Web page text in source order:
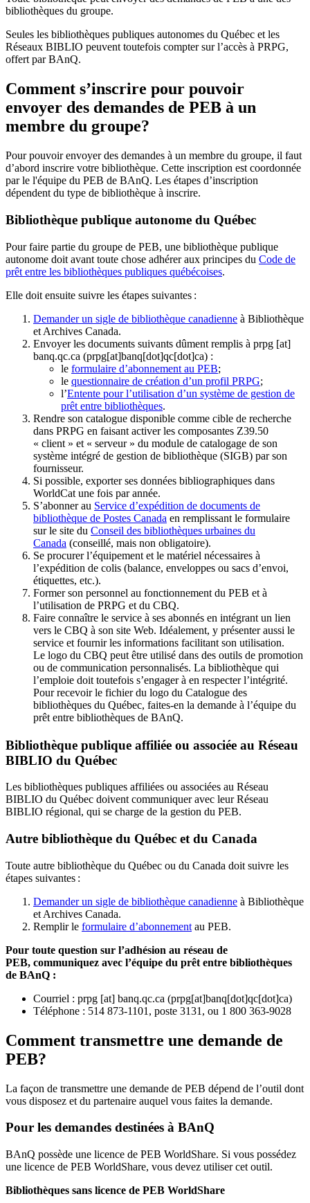
bibliothèques du groupe.
Seules les bibliothèques publiques autonomes du Québec et les
Réseaux BIBLIO peuvent toutefois compter sur l’accès à PRPG,
offert par BAnQ.
Comment s’inscrire pour pouvoir
envoyer des demandes de PEB à un
membre du groupe?
Pour pouvoir envoyer des demandes à un membre du groupe, il faut
d’abord inscrire votre bibliothèque. Cette inscription est coordonnée
par le l'équipe du PEB de BAnQ. Les étapes d’inscription
dépendent du type de bibliothèque à inscrire.
Bibliothèque publique autonome du Québec
Pour faire partie du groupe de PEB, une bibliothèque publique
autonome doit avant toute chose adhérer aux principes du Code de
prêt entre les bibliothèques publiques québécoises.
Elle doit ensuite suivre les étapes suivantes :
Demander un sigle de bibliothèque canadienne à Bibliothèque
et Archives Canada.
Envoyer les documents suivants dûment remplis à prpg [at]
banq.qc.ca (prpg[at]banq[dot]qc[dot]ca) :
le formulaire d’abonnement au PEB;
le questionnaire de création d’un profil PRPG;
l’Entente pour l’utilisation d’un système de gestion de
prêt entre bibliothèques.
Rendre son catalogue disponible comme cible de recherche
dans PRPG en faisant activer les composantes Z39.50
« client » et « serveur » du module de catalogage de son
système intégré de gestion de bibliothèque (SIGB) par son
fournisseur.
Si possible, exporter ses données bibliographiques dans
WorldCat une fois par année.
S’abonner au Service d’expédition de documents de
bibliothèque de Postes Canada en remplissant le formulaire
sur le site du Conseil des bibliothèques urbaines du
Canada (conseillé, mais non obligatoire).
Se procurer l’équipement et le matériel nécessaires à
l’expédition de colis (balance, enveloppes ou sacs d’envoi,
étiquettes, etc.).
Former son personnel au fonctionnement du PEB et à
l’utilisation de PRPG et du CBQ.
Faire connaître le service à ses abonnés en intégrant un lien
vers le CBQ à son site Web. Idéalement, y présenter aussi le
service et fournir les informations facilitant son utilisation.
Le logo du CBQ peut être utilisé dans des outils de promotion
ou de communication personnalisés. La bibliothèque qui
l’emploie doit toutefois s’engager à en respecter l’intégrité.
Pour recevoir le fichier du logo du Catalogue des
bibliothèques du Québec, faites-en la demande à l’équipe du
prêt entre bibliothèques de BAnQ.
Bibliothèque publique affiliée ou associée au Réseau
BIBLIO du Québec
Les bibliothèques publiques affiliées ou associées au Réseau
BIBLIO du Québec doivent communiquer avec leur Réseau
BIBLIO régional, qui se charge de la gestion du PEB.
Autre bibliothèque du Québec et du Canada
Toute autre bibliothèque du Québec ou du Canada doit suivre les
étapes suivantes :
Demander un sigle de bibliothèque canadienne à Bibliothèque
et Archives Canada.
Remplir le formulaire d’abonnement au PEB.
Pour toute question sur l’adhésion au réseau de
PEB, communiquez avec l’équipe du prêt entre bibliothèques
de BAnQ :
Courriel : prpg [at] banq.qc.ca (prpg[at]banq[dot]qc[dot]ca)
Téléphone : 514 873-1101, poste 3131, ou 1 800 363-9028
Comment transmettre une demande de
PEB?
La façon de transmettre une demande de PEB dépend de l’outil dont
vous disposez et du partenaire auquel vous faites la demande.
Pour les demandes destinées à BAnQ
BAnQ possède une licence de PEB WorldShare. Si vous possédez
une licence de PEB WorldShare, vous devez utiliser cet outil.
Bibliothèques sans licence de PEB WorldShare